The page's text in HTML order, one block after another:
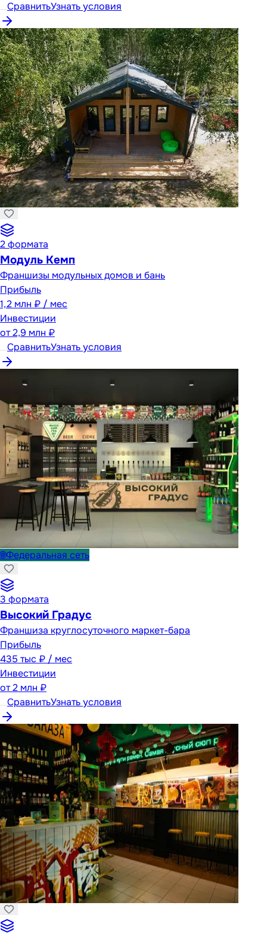
СравнитьУзнать условия
2формата
Модуль Кемп
Франшизы модульных домов и бань
Прибыль
1,2 млн ₽ / мес
Инвестиции
от2,9 млн ₽
СравнитьУзнать условия
🌐Федеральная сеть
3 формата
Высокий Градус
Франшиза круглосуточного маркет-бара
Прибыль
435 тыс ₽ / мес
Инвестиции
от2 млн ₽
СравнитьУзнать условия